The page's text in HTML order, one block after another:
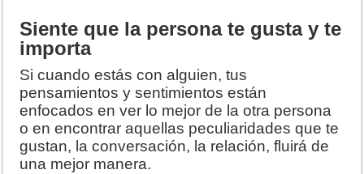
Siente que la persona te gusta y te
importa
Si cuando estás con alguien, tus
pensamientos y sentimientos están
enfocados en ver lo mejor de la otra persona
o en encontrar aquellas peculiaridades que te
gustan, la conversación, la relación, fluirá de
una mejor manera.